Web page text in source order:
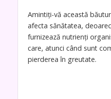
Amintiți-vă această
afecta sănătatea,
furnizează nutrienți
care, atunci când sunt
pierderea în greutate.